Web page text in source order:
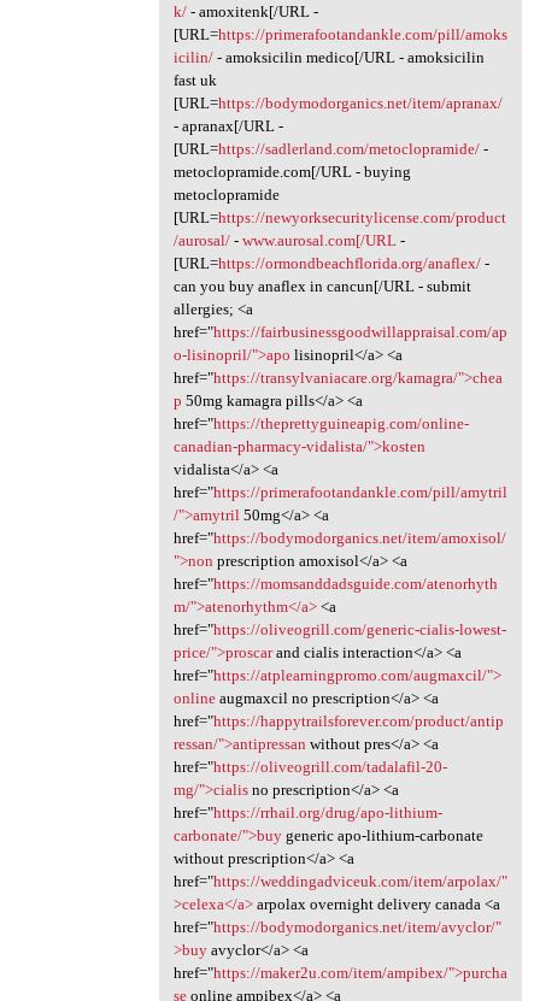
k/- amoxitenk[/URL -
[URL=https://primerafootandankle.com/pill/amoks
icilin/- amoksicilin medico[/URL - amoksicilin
fast uk
[URL=https://bodymodorganics.net/item/apranax/
- apranax[/URL -
[URL=https://sadlerland.com/metoclopramide/-
metoclopramide.com[/URL - buying
metoclopramide
[URL=https://newyorksecuritylicense.com/product
/aurosal/- www.aurosal.com[/URL-
[URL=https://ormondbeachflorida.org/anaflex/-
can you buy anaflex in cancun[/URL - submit
allergies; <a
href="https://fairbusinessgoodwillappraisal.com/ap
o-lisinopril/">apo lisinopril</a> <a
href="https://transylvaniacare.org/kamagra/">chea
p 50mg kamagra pills</a> <a
href="https://theprettyguineapig.com/online-
canadian-pharmacy-vidalista/">kosten
vidalista</a> <a
href="https://primerafootandankle.com/pill/amytril
/">amytril 50mg</a> <a
href="https://bodymodorganics.net/item/amoxisol/
">non prescription amoxisol</a> <a
href="https://momsanddadsguide.com/atenorhyth
m/">atenorhythm</a><a
href="https://oliveogrill.com/generic-cialis-lowest-
price/">proscarand cialis interaction</a> <a
href="https://atplearningpromo.com/augmaxcil/">
onlineaugmaxcil no prescription</a> <a
href="https://happytrailsforever.com/product/antip
ressan/">antipressan without pres</a> <a
href="https://oliveogrill.com/tadalafil-20-
mg/">cialisno prescription</a> <a
href="https://rrhail.org/drug/apo-lithium-
carbonate/">buygeneric apo-lithium-carbonate
without prescription</a> <a
href="https://weddingadviceuk.com/item/arpolax/"
>celexa</a>arpolax overnight delivery canada <a
href="https://bodymodorganics.net/item/avyclor/"
>buyavyclor</a> <a
href="https://maker2u.com/item/ampibex/">purcha
seonline ampibex</a> <a